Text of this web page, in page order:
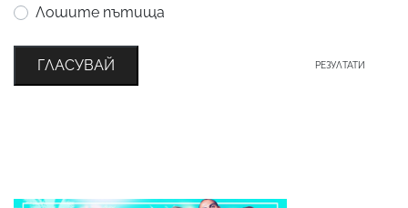
Лошите пътища
ГЛАСУВАЙ РЕЗУЛТАТИ